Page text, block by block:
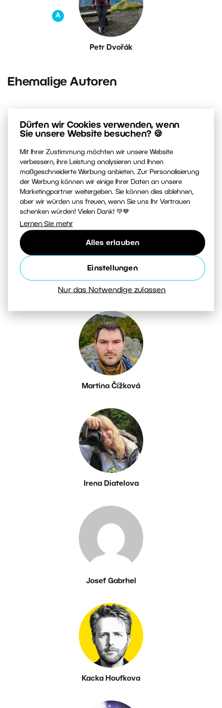
Dürfen wir Cookies verwenden, wenn
Sie unsere Website besuchen? 🍪
Mit Ihrer Zustimmung möchten wir unsere Website
verbessern, ihre Leistung analysieren und Ihnen
maßgeschneiderte Werbung anbieten. Zur Personalisierung
der Werbung können wir einige Ihrer Daten an unsere
Marketingpartner weitergeben. Sie können dies ablehnen,
aber wir würden uns freuen, wenn Sie uns Ihr Vertrauen
schenken würden! Vielen Dank! 💚💙
Lernen Sie mehr
Alles erlauben
Einstellungen
Nur das Notwendige zulassen
A
Petr Dvořák
Ehemalige Autoren
Ester Dobiášová
Petr Březina
Martina Čížková
Irena Diatelova
Josef Gabrhel
Kacka Houfkova